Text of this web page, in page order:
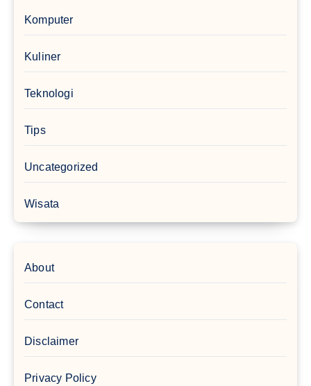
Komputer
Kuliner
Teknologi
Tips
Uncategorized
Wisata
About
Contact
Disclaimer
Privacy Policy